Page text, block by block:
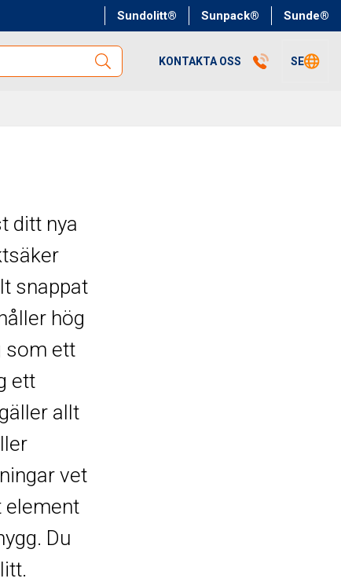
Sundolitt® Sunpack® Sunde®
KONTAKTA OSS SE
ditt nya
snappat
hög
som ett
ett
allt
vet
element
Du